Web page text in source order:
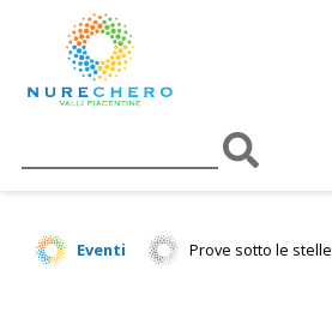
Eventi Prove sotto le stelle